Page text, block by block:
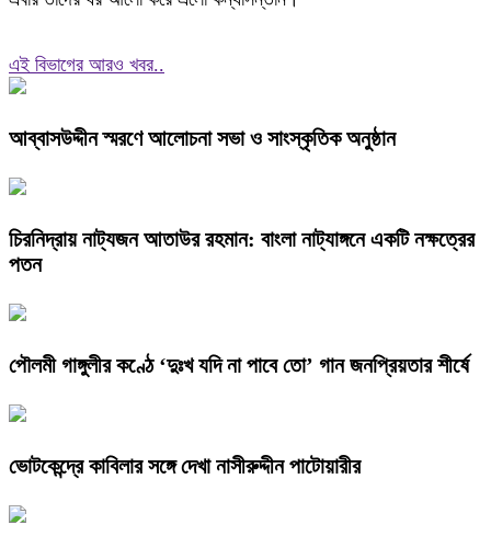
এই বিভাগের আরও খবর..
আব্বাসউদ্দীন স্মরণে আলোচনা সভা ও সাংস্কৃতিক অনুষ্ঠান
চিরনিদ্রায় নাট্যজন আতাউর রহমান: বাংলা নাট্যাঙ্গনে একটি নক্ষত্রের
পতন
পৌলমী গাঙ্গুলীর কণ্ঠে ‘দুঃখ যদি না পাবে তো’ গান জনপ্রিয়তার শীর্ষে
ভোটকেন্দ্রে কাবিলার সঙ্গে দেখা নাসীরুদ্দীন পাটোয়ারীর